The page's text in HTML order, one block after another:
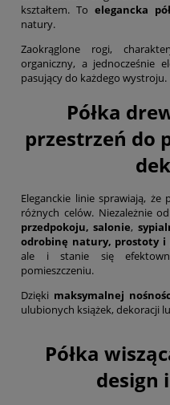
kształtem. Toelegancka
natury.
Zaokrąglone rogi,
organiczny, a jednocześnie
pasujący do każdego wystroju.
Półka
przestrzeń do
Eleganckie linie sprawiają,
różnych celów. Niezależnie
przedpokoju, salonie,
odrobinę natury, prostoty i
ale i stanie się
pomieszczeniu.
Dzięki maksymalnej
ulubionych książek, dekoracji
Półka
design